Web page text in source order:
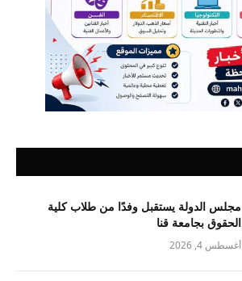
مجلس الدولة يستقبل وفدًا من طلاب كلية
الحقوق بجامعة قنا
أغسطس 4, 2026